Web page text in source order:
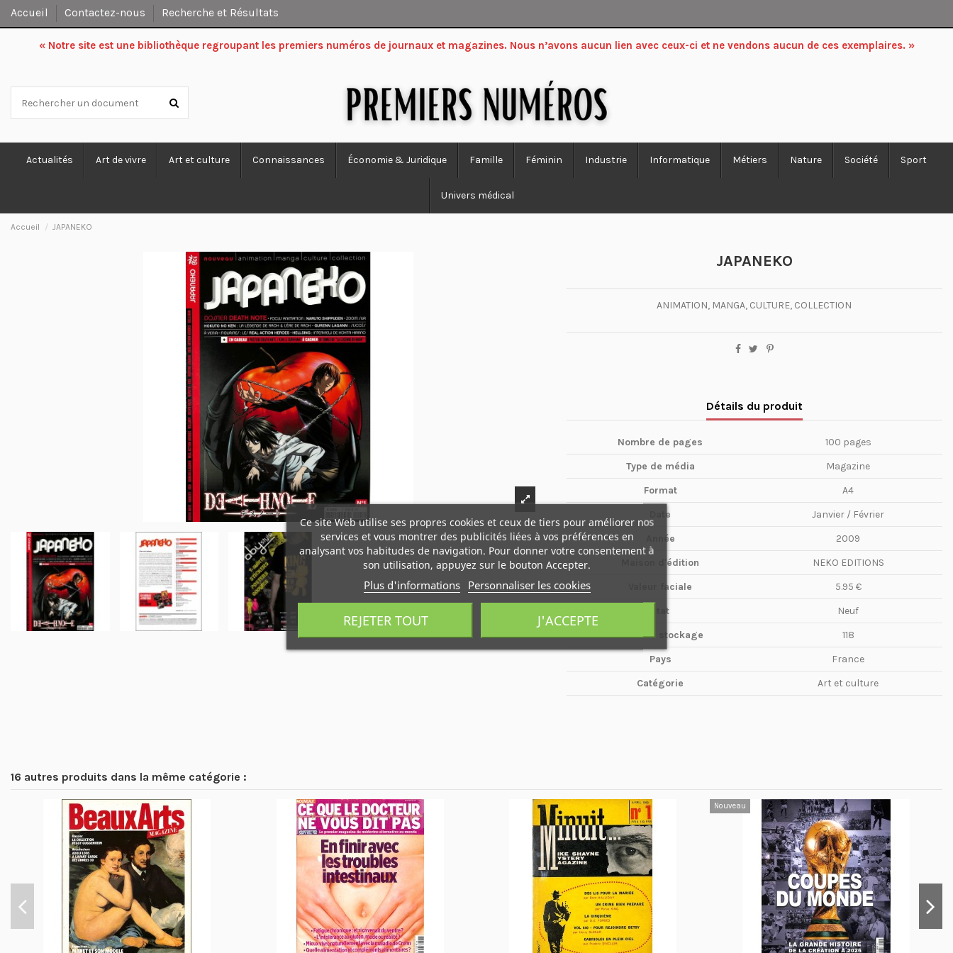
Accueil Contactez-nous Recherche et Résultats
« Notre site est une bibliothèque regroupant les premiers numéros de journaux et magazines. Nous n’avons aucun lien avec ceux-ci et ne vendons aucun de ces exemplaires. »
Actualités Art de vivre Art et culture Connaissances Économie & Juridique Famille Féminin Industrie Informatique Métiers Nature Société Sport
Univers médical
Accueil JAPANEKO
JAPANEKO
ANIMATION, MANGA, CULTURE, COLLECTION
Détails du produit
Nombre de pages
100 pages
Type de média
Magazine
Format
A4
Date
Janvier / Février
Année
2009
Maison d'édition
NEKO EDITIONS
Valeur faciale
5.95 €
Etat
Neuf
Boîte de stockage
118
Pays
France
Catégorie
Art et culture
16 autres produits dans la même catégorie :
Nouveau
Ce site Web utilise ses propres cookies et ceux de tiers pour améliorer nos
services et vous montrer des publicités liées à vos préférences en
analysant vos habitudes de navigation. Pour donner votre consentement à
son utilisation, appuyez sur le bouton Accepter.
Plus d'informations Personnaliser les cookies
REJETER TOUT J'ACCEPTE